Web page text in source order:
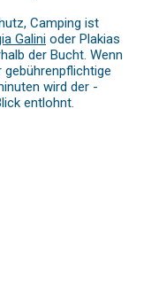
Camping ist
Galini oder Plakias
der Bucht. Wenn
wird der -
entlohnt.